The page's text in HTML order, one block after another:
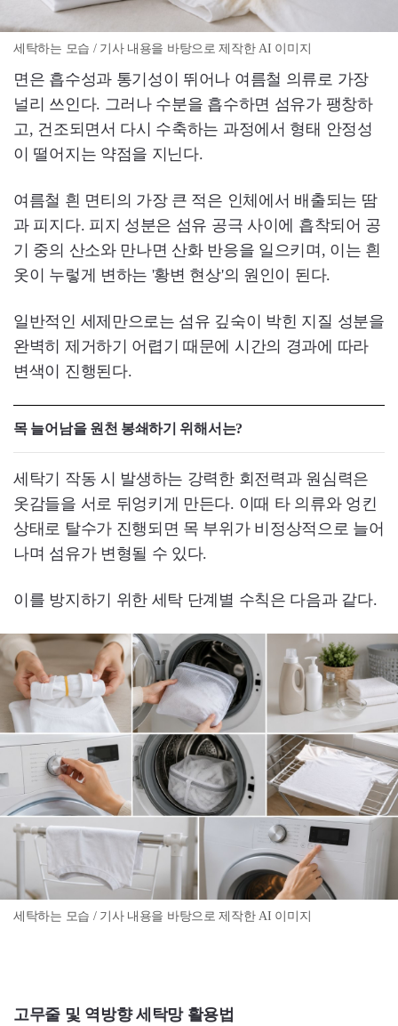
세탁하는 모습 / 기사 내용을 바탕으로 제작한 AI 이미지
면은 흡수성과 통기성이 뛰어나 여름철 의류로 가장
널리 쓰인다. 그러나 수분을 흡수하면 섬유가 팽창하
고, 건조되면서 다시 수축하는 과정에서 형태 안정성
이 떨어지는 약점을 지닌다.
여름철 흰 면티의 가장 큰 적은 인체에서 배출되는 땀
과 피지다. 피지 성분은 섬유 공극 사이에 흡착되어 공
기 중의 산소와 만나면 산화 반응을 일으키며, 이는 흰
옷이 누렇게 변하는 '황변 현상'의 원인이 된다.
일반적인 세제만으로는 섬유 깊숙이 박힌 지질 성분을
완벽히 제거하기 어렵기 때문에 시간의 경과에 따라
변색이 진행된다.
목 늘어남을 원천 봉쇄하기 위해서는?
세탁기 작동 시 발생하는 강력한 회전력과 원심력은
옷감들을 서로 뒤엉키게 만든다. 이때 타 의류와 엉킨
상태로 탈수가 진행되면 목 부위가 비정상적으로 늘어
나며 섬유가 변형될 수 있다.
이를 방지하기 위한 세탁 단계별 수칙은 다음과 같다.
세탁하는 모습 / 기사 내용을 바탕으로 제작한 AI 이미지
고무줄 및 역방향 세탁망 활용법